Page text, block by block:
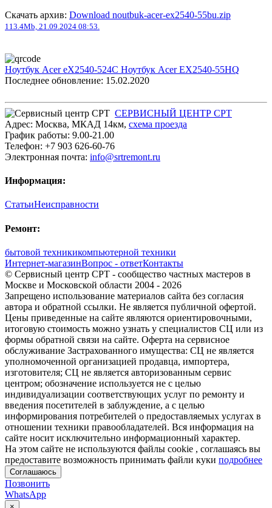
Скачать архив: Download noutbuk-acer-ex2540-55bu.zip
113.4Mb, 21.09.2024 08:53.
Ноутбук Acer eX2540-524C Ноутбук Acer EX2540-55HQ
Последнее обновление: 15.02.2020
СЕРВИСНЫЙ ЦЕНТР СРТ
Адрес: Москва, МКАД 14км, cхема проезда
График работы: 9.00-21.00
Телефон: +7 903 626-60-76
Электронная почта: info@srtremont.ru
Информация:
СтатьиНеисправности
Ремонт:
бытовой техникикомпьютерной техники
Интернет-магазинВопрос - ответКонтакты
© Сервисный центр СРТ - сообщество частных мастеров в
Москве и Московской области 2004 - 2026
Запрещено использование материалов сайта без согласия
автора и обратной ссылки. Не является публичной офертой.
Цены приведенные на сайте являются ориентировочными,
итоговую стоимость можно узнать у специалистов СЦ или из
формы обратной связи на сайте. Оферта на сервисное
обслуживание Застрахованного имущества: СЦ не является
уполномоченной организацией продавца, импортера,
изготовителя; СЦ не является авторизованным сервис
центром; обозначение используется не с целью
индивидуализации соответствующих услуг по ремонту и
введения посетителей в заблуждение, а с целью
информирования потребителей о предоставляемых услугах в
отношении техники правообладателей. Вся информация на
сайте носит исключительно информационный характер.
На этом сайте не используются файлы cookie , соглашаясь вы
предоставите возможность принимать файли куки подробнее
Соглашаюсь
Позвонить
WhatsApp